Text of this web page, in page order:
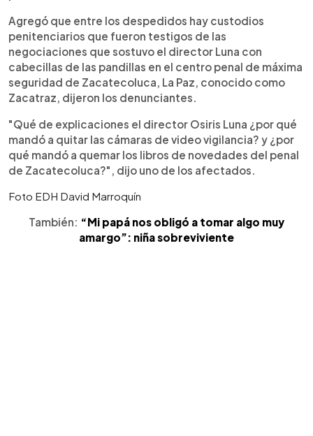
Agregó que entre los despedidos hay custodios
penitenciarios que fueron testigos de las
negociaciones que sostuvo el director Luna con
cabecillas de las pandillas en el centro penal de máxima
seguridad de Zacatecoluca, La Paz, conocido como
Zacatraz, dijeron los denunciantes.
"Qué de explicaciones el director Osiris Luna ¿por qué
mandó a quitar las cámaras de video vigilancia? y ¿por
qué mandó a quemar los libros de novedades del penal
de Zacatecoluca?", dijo uno de los afectados.
Foto EDH David Marroquín
También: “Mi papá nos obligó a tomar algo muy
amargo”: niña sobreviviente